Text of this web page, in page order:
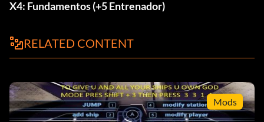
X4: Fundamentos (+5 Entrenador)
RELATED CONTENT
Mods